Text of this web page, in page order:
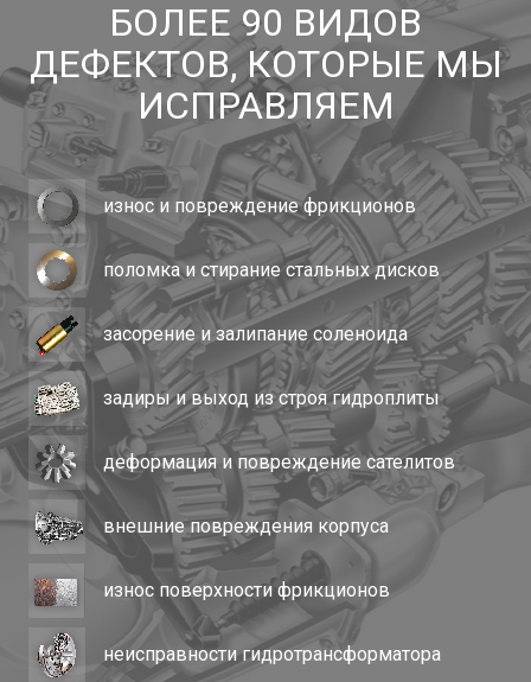
БОЛЕЕ 90 ВИДОВ
ДЕФЕКТОВ, КОТОРЫЕ МЫ
ИСПРАВЛЯЕМ
износ и повреждение фрикционов
поломка и стирание стальных дисков
засорение и залипание соленоида
задиры и выход из строя гидроплиты
деформация и повреждение сателитов
внешние повреждения корпуса
износ поверхности фрикционов
неисправности гидротрансформатора